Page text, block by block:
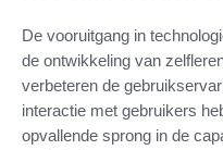
De vooruitgang in
de ontwikkeling van
verbeteren de
interactie met gebruikers
opvallende sprong in de